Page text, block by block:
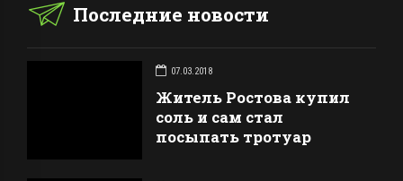
Последние новости
07.03.2018
Житель Ростова купил
соль и сам стал
посыпать тротуар